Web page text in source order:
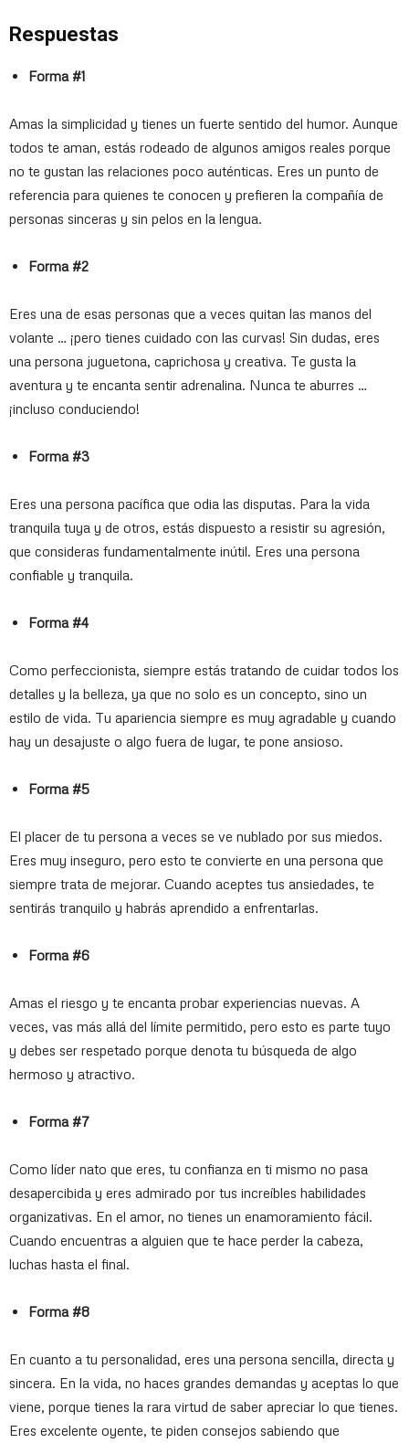
Respuestas
Forma #1
Amas la simplicidad y tienes un fuerte sentido del humor. Aunque
todos te aman, estás rodeado de algunos amigos reales porque
no te gustan las relaciones poco auténticas. Eres un punto de
referencia para quienes te conocen y prefieren la compañía de
personas sinceras y sin pelos en la lengua.
Forma #2
Eres una de esas personas que a veces quitan las manos del
volante … ¡pero tienes cuidado con las curvas! Sin dudas, eres
una persona juguetona, caprichosa y creativa. Te gusta la
aventura y te encanta sentir adrenalina. Nunca te aburres …
¡incluso conduciendo!
Forma #3
Eres una persona pacífica que odia las disputas. Para la vida
tranquila tuya y de otros, estás dispuesto a resistir su agresión,
que consideras fundamentalmente inútil. Eres una persona
confiable y tranquila.
Forma #4
Como perfeccionista, siempre estás tratando de cuidar todos los
detalles y la belleza, ya que no solo es un concepto, sino un
estilo de vida. Tu apariencia siempre es muy agradable y cuando
hay un desajuste o algo fuera de lugar, te pone ansioso.
Forma #5
El placer de tu persona a veces se ve nublado por sus miedos.
Eres muy inseguro, pero esto te convierte en una persona que
siempre trata de mejorar. Cuando aceptes tus ansiedades, te
sentirás tranquilo y habrás aprendido a enfrentarlas.
Forma #6
Amas el riesgo y te encanta probar experiencias nuevas. A
veces, vas más allá del límite permitido, pero esto es parte tuyo
y debes ser respetado porque denota tu búsqueda de algo
hermoso y atractivo.
Forma #7
Como líder nato que eres, tu confianza en ti mismo no pasa
desapercibida y eres admirado por tus increíbles habilidades
organizativas. En el amor, no tienes un enamoramiento fácil.
Cuando encuentras a alguien que te hace perder la cabeza,
luchas hasta el final.
Forma #8
En cuanto a tu personalidad, eres una persona sencilla, directa y
sincera. En la vida, no haces grandes demandas y aceptas lo que
viene, porque tienes la rara virtud de saber apreciar lo que tienes.
Eres excelente oyente, te piden consejos sabiendo que